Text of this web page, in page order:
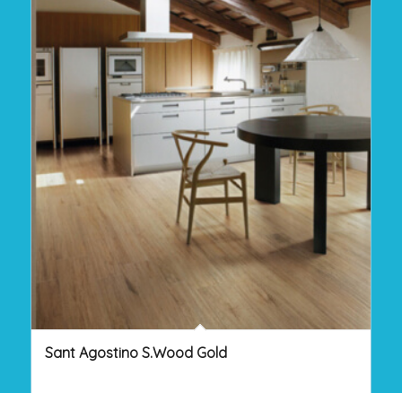
Sant Agostino S.Wood Gold